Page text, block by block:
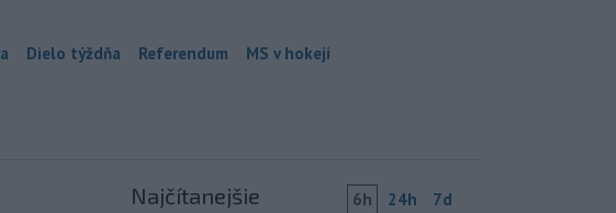
Dielo týždňa Referendum MS v hokeji
Najčítanejšie 6h 24h 7d